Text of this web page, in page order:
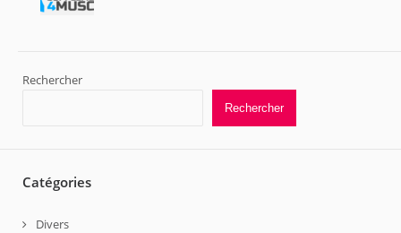
Rechercher
Rechercher
Catégories
Divers